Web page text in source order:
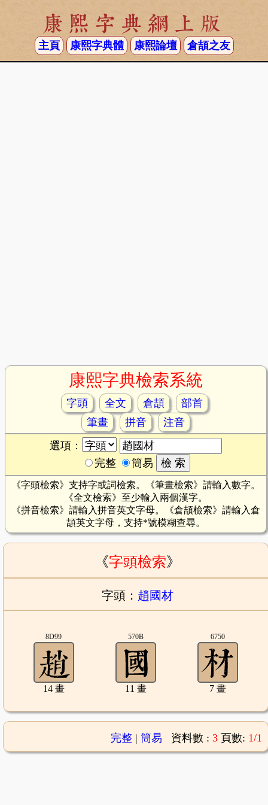
康熙字典網上版
主頁 康熙字典體 康熙論壇 倉頡之友
康熙字典檢索系統
字頭 全文 倉頡
部首
筆畫
拼音
注音
選項：
完整
簡易
《字頭檢索》支持字或詞檢索。《筆畫檢索》請輸入數字。
《全文檢索》至少輸入兩個漢字。
《拼音檢索》請輸入拼音英文字母。《倉頡檢索》請輸入倉
頡英文字母，支持*號模糊查尋。
《字頭檢索》
字頭： 趙國材
8D99
14 畫
570B
11 畫
6750
7 畫
完整| 簡易 資料數 : 3 頁數: 1/1